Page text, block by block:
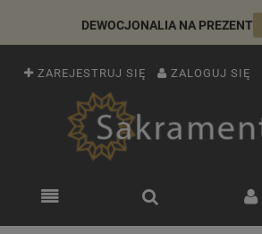
DEWOCJONALIA NA PREZENT
ZAREJESTRUJ SIĘ ZALOGUJ SIĘ